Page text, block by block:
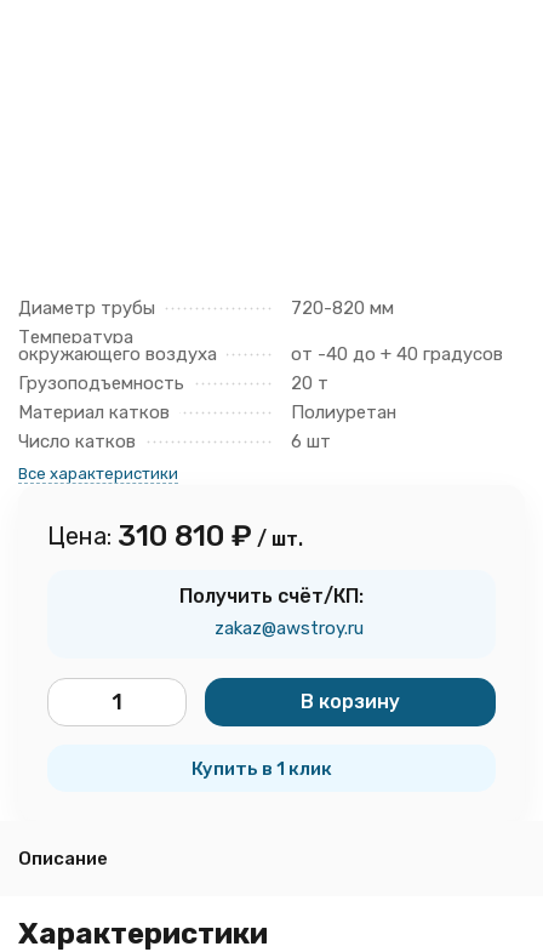
Диаметр трубы
720-820 мм
Температура
окружающего воздуха
от -40 до + 40 градусов
Грузоподъемность
20 т
Материал катков
Полиуретан
Число катков
6 шт
Все характеристики
Цена: 310 810 ₽ / шт.
Получить счёт/КП:
zakaz@awstroy.ru
В корзину
Купить в 1 клик
Описание
Характеристики